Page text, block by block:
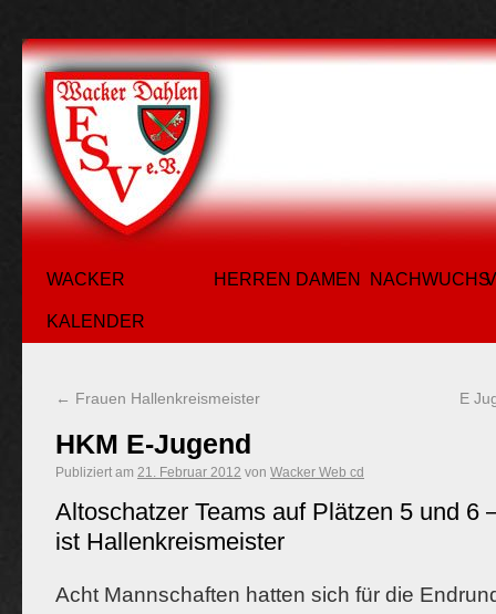
WACKER
KALENDER
HERREN DAMEN NACHWUCHS
← Frauen Hallenkreismeister E
HKM E-Jugend
Publiziert am 21. Februar 2012 von Wacker Web cd
Altoschatzer Teams auf Plätzen 5 und 6
ist Hallenkreismeister
Acht Mannschaften hatten sich für die